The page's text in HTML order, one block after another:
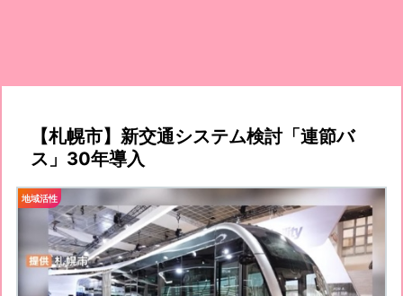
【札幌市】新交通システム検討「連節バ
ス」30年導入
地域活性